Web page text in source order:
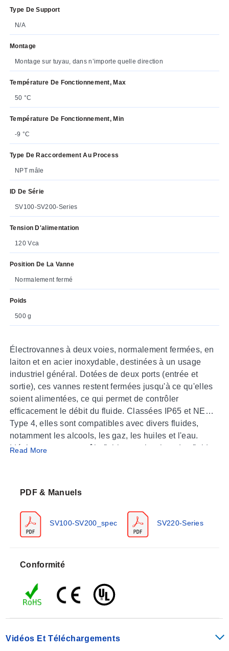
Type De Support
N/A
Montage
Montage sur tuyau, dans n’importe quelle direction
Température De Fonctionnement, Max
50 °C
Température De Fonctionnement, Min
-9 °C
Type De Raccordement Au Process
NPT mâle
ID De Série
SV100-SV200-Series
Tension D'alimentation
120 Vca
Position De La Vanne
Normalement fermé
Poids
500 g
Électrovannes à deux voies, normalement fermées, en
laiton et en acier inoxydable, destinées à un usage
industriel général. Dotées de deux ports (entrée et
sortie), ces vannes restent fermées jusqu'à ce qu'elles
soient alimentées, ce qui permet de contrôler
efficacement le débit du fluide. Classées IP65 et NEMA
Type 4, elles sont compatibles avec divers fluides,
notamment les alcools, les gaz, les huiles et l'eau.
Idéales pour un contrôle fiable et polyvalent des fluides
Read More
PDF & Manuels
SV100-SV200_spec SV220-Series
Conformité
Vidéos Et Téléchargements